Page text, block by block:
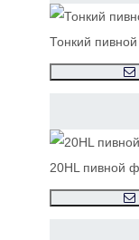
Тонкий
20HL пивной